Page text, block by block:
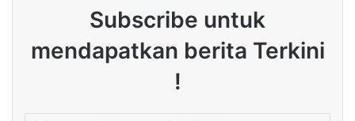
Subscribe untuk
mendapatkan berita Terkini
!